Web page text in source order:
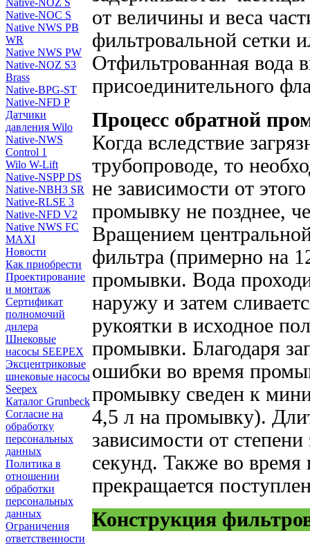
Native-NOZ S
Native-NOC S
Native NWS PB
WR
Native NWS PW
Native-NOZ S3
Brass
Native-BPG-ST
Native-NFD P
Датчики
давления Wilo
Native-NWS
Control 1
Wilo W-Lift
Native-NSPP DS
Native-NBH3 SR
Native-RLSE 3
Native-NFD V2
Native NWS FC
MAXI
Новости
Как приобрести
Проектирование
и монтаж
Сертификат
полномочий
дилера
Шнековые
насосы SEEPEX
Эксцентриковые
шнековые насосы
Seepex
Каталог Grunbeck
Согласие на
обработку
персональных
данных
Политика в
отношении
обработки
персональных
данных
Ограничения
ответственности
от величины и веса
фильтровальной сетки
Отфильтрованная вода
присоединительного
Процесс обратной
Когда вследствие
трубопроводе, то
не зависимости от
промывку не позднее,
Вращением
фильтра (примерно на
промывки. Вода
наружу и затем
рукоятки в исходное
промывки. Благодаря
ошибки во время
промывку сведен к
4,5 л на промывку).
зависимости от
секунд. Также во
прекращается
Конструкция